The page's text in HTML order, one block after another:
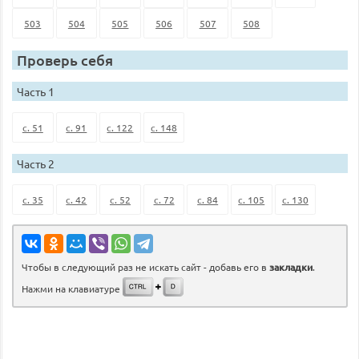
503 504 505 506 507 508
Проверь себя
Часть 1
с. 51 с. 91 с. 122 с. 148
Часть 2
с. 35 с. 42 с. 52 с. 72 с. 84 с. 105 с. 130
Чтобы в следующий раз не искать сайт - добавь его в закладки.
Нажми на клавиатуре